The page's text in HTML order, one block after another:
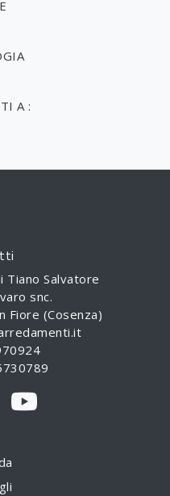
A :
Tiano Salvatore
snc.
Fiore (Cosenza)